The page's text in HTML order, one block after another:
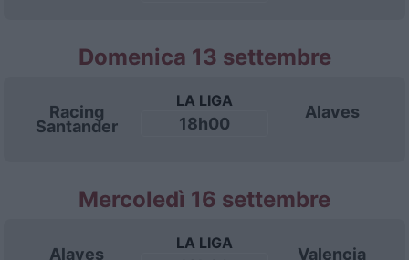
Domenica 13 settembre
Racing
Santander
LA LIGA
18h00
Alaves
Mercoledì 16 settembre
Alaves
LA LIGA
Valencia